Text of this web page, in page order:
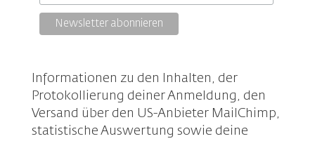
Informationen zu den Inhalten, der
Protokollierung deiner Anmeldung, den
Versand über den US-Anbieter MailChimp,
statistische Auswertung sowie deine